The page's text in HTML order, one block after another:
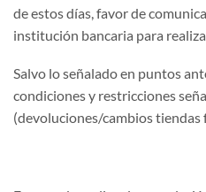
de estos días, favor de
institución bancaria para
Salvo lo señalado en puntos
condiciones y restricciones
(devoluciones/cambios tiendas